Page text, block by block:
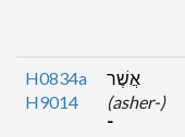
H0834a
H9014
אֲשֶׁר
(asher-)
־